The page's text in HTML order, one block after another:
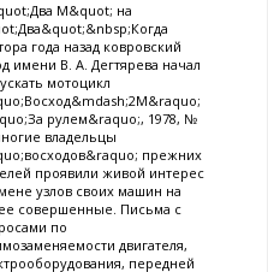
М&quot; на
года назад ковровский
имени В. А. Дегтярева начал
мотоцикл
рулем&raquo;, 1978, №
владельцы
прежних
проявили живой интерес
узлов своих машин на
совершенные. Письма с
по
двигателя,
передней